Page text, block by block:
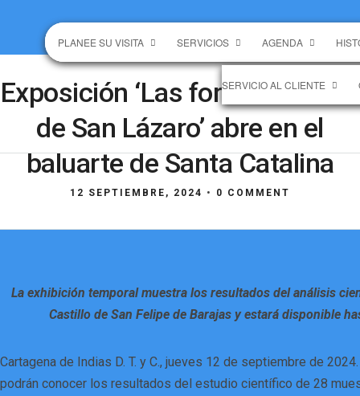
PLANEE SU VISITA SERVICIOS AGENDA
SERVICIO AL CLIENTE
Exposición ‘Las fortificaciones
de San Lázaro’ abre en el
baluarte de Santa Catalina
12 SEPTIEMBRE, 2024 • 0 COMMENT
La exhibición temporal muestra los resultados del análisis
Castillo de San Felipe de Barajas y estará disponible
Cartagena de Indias D. T. y C., jueves 12 de septiembre de
podrán conocer los resultados del estudio científico de 28